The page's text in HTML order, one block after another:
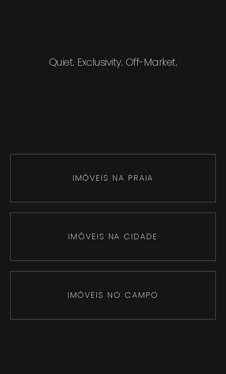
Quiet. Exclusivity. Off-Market.
IMÓVEIS NA PRAIA
IMÓVEIS NA CIDADE
IMÓVEIS NO CAMPO